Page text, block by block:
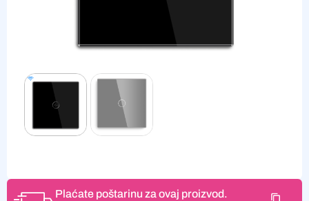
Plaćate poštarinu za ovaj proizvod.